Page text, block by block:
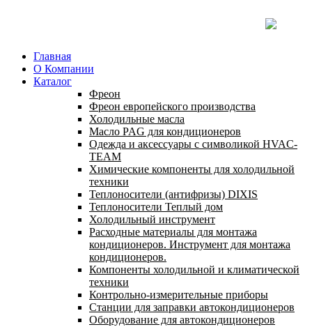
Главная
О Компании
Каталог
Фреон
Фреон европейского производства
Холодильные масла
Масло PAG для кондиционеров
Одежда и аксессуары с символикой HVAC-
TEAM
Химические компоненты для холодильной
техники
Теплоносители (антифризы) DIXIS
Теплоносители Теплый дом
Холодильный инструмент
Расходные материалы для монтажа
кондиционеров. Инструмент для монтажа
кондиционеров.
Компоненты холодильной и климатической
техники
Контрольно-измерительные приборы
Станции для заправки автокондиционеров
Оборудование для автокондиционеров